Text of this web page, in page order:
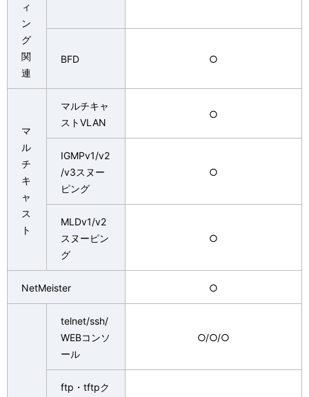
ィ
ン
グ
関
連
BFD ○
マ
ル
チ
キ
ャ
ス
ト
マルチキャ
ストVLAN
○
IGMPv1/v2
/v3スヌー
ピング
○
MLDv1/v2
スヌーピン
グ
○
NetMeister ○
telnet/ssh/
WEBコンソ
ール
○/○/○
ftp・tftpク